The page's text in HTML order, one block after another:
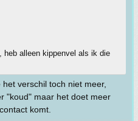
heb alleen kippenvel als ik die
verschil toch niet meer,
"koud" maar het doet meer
komt.